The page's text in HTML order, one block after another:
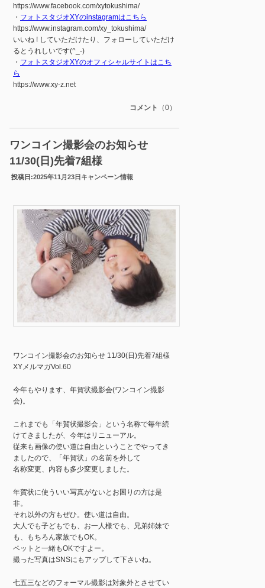
https://www.facebook.com/xytokushima/
・ フォトスタジオXYのinstagramはこちら
https://www.instagram.com/xy_tokushima/
いいね ! していただけたり、フォローしていただけ
るとうれしいです(^_-)
・ フォトスタジオXYのオフィシャルサイトはこち
ら
https://www.xy-z.net
コメント （0）
ワンコイン撮影会のお知らせ
11/30(日)先着7組様
投稿日:2025年11月23日 キャンペーン情報
ワンコイン撮影会のお知らせ 11/30(日)先着7組様
XYメルマガVol.60
今年もやります、年賀状撮影会(ワンコイン撮影
会)。
これまでも「年賀状撮影会」という名称で毎年続
けてきましたが、今年はリニューアル。
従来も画像の使い道は自由ということでやってき
ましたので、「年賀状」の名前を外して
名称変更、内容も多少変更しました。
年賀状に使ういい写真がないとお困りの方は是
非。
それ以外の方もぜひ。使い道は自由。
大人でも子どもでも、お一人様でも、兄弟姉妹で
も、もちろん家族でもOK。
ペットと一緒もOKですよー。
撮った写真はSNSにもアップして下さいね。
七五三などのフォーマル撮影は対象外とさせてい